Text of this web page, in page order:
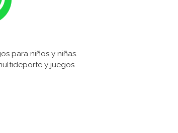
para niños y niñas.
y juegos.